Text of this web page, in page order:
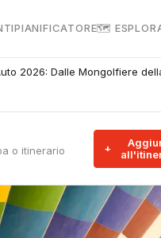
PIANIFICATORE🗺
2026: Dalle Mongolfiere
o itinerario